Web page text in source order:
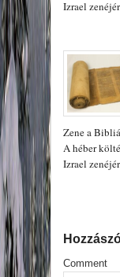
Izrael
Zene a
A héber
Izrael
Comment